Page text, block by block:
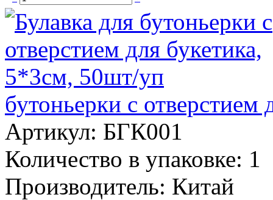
бутоньерки с
Артикул: БГК001
Количество в упаковке: 1
Производитель: Китай